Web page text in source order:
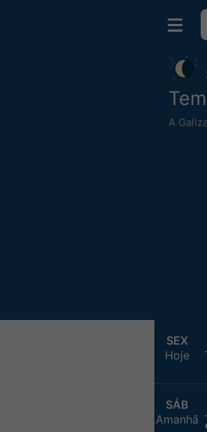
A
SEX
Hoje
SÁB
Amanhã